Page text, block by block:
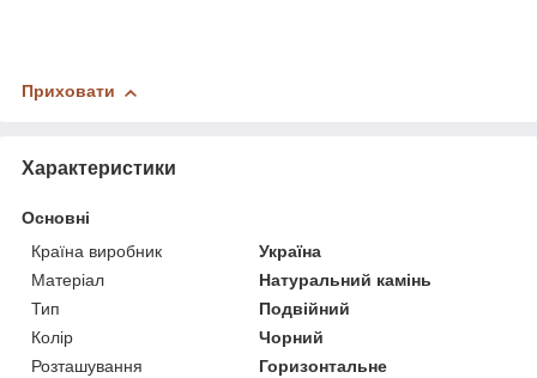
Приховати
Характеристики
Основні
Країна виробник
Україна
Матеріал
Натуральний камінь
Тип
Подвійний
Колір
Чорний
Розташування
Горизонтальне